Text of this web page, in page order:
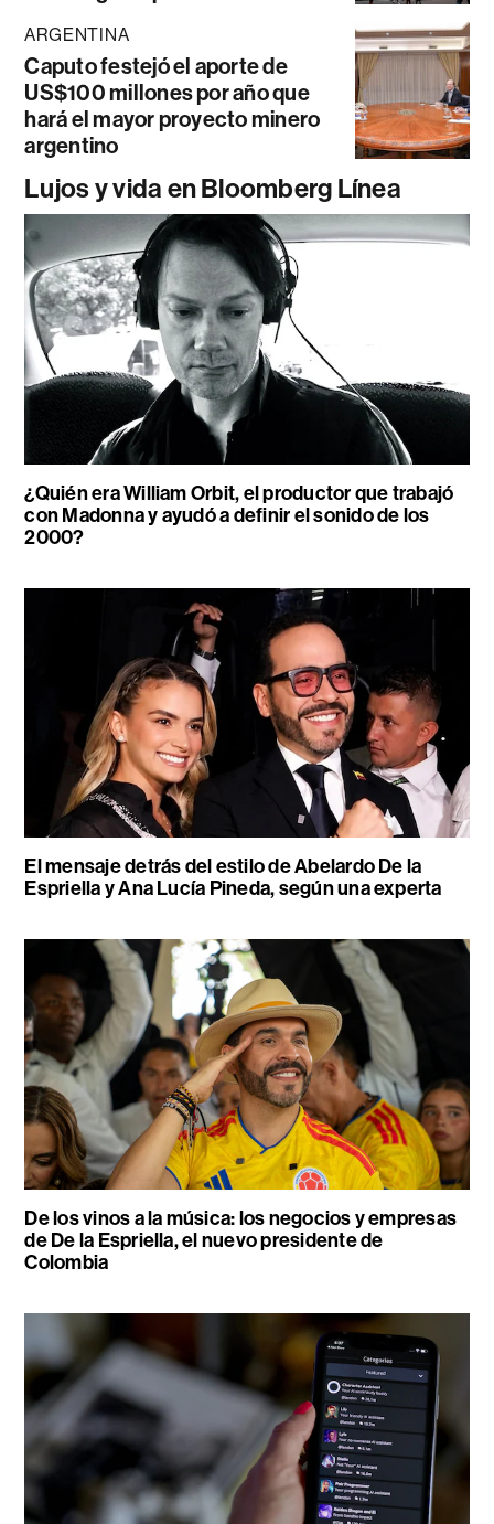
ARGENTINA
Caputo festejó el aporte de
US$100 millones por año que
hará el mayor proyecto minero
argentino
Lujos y vida en Bloomberg Línea
¿Quién era William Orbit, el productor que trabajó
con Madonna y ayudó a definir el sonido de los
2000?
El mensaje detrás del estilo de Abelardo De la
Espriella y Ana Lucía Pineda, según una experta
De los vinos a la música: los negocios y empresas
de De la Espriella, el nuevo presidente de
Colombia